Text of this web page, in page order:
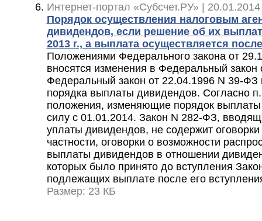
Интернет-портал «Субсчет.РУ» |
Порядок осуществления налоговым
дивидендов, если решение об их
2013 г., а выплата осуществляется
Положениями Федерального закона от
вносятся изменения в Федеральный
Федеральный закон от 22.04.1996 N 39-ФЗ
порядка выплаты дивидендов. Согласно
положения, изменяющие порядок
силу с 01.01.2014. Закон N 282-ФЗ,
уплаты дивидендов, не содержит
частности, оговорки о возможности
выплаты дивидендов в отношении
которых было принято до вступления
подлежащих выплате после его
Размер: 23 КБ